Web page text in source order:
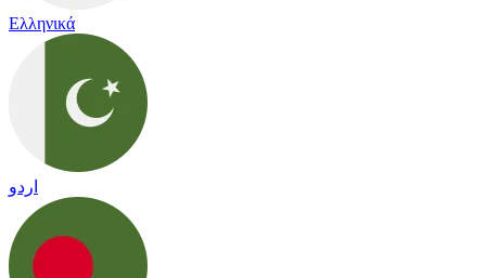
Ελληνικά
اردو